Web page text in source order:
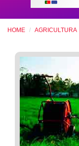
HOME AGRICULTURA